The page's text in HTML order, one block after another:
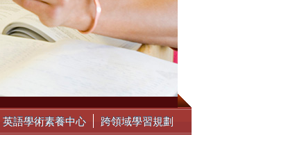
英語學術素養中心 跨領域學習規劃